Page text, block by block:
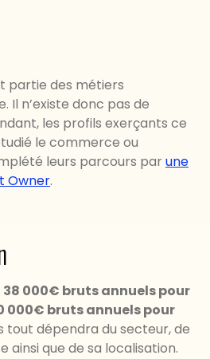
partie des métiers
Il n’existe donc pas de
les profils exerçants ce
le commerce ou
leurs parcours parune
Owner.
38 000€ bruts annuels pour
000€ bruts annuels pour
tout dépendra du secteur, de
ainsi que de sa localisation.